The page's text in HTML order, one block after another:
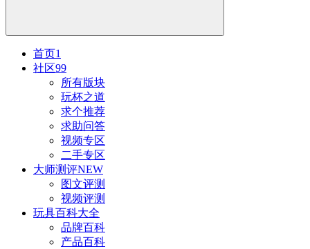
首页1
社区99
所有版块
玩杯之道
求个推荐
求助问答
视频专区
二手专区
大师测评NEW
图文评测
视频评测
玩具百科大全
品牌百科
产品百科